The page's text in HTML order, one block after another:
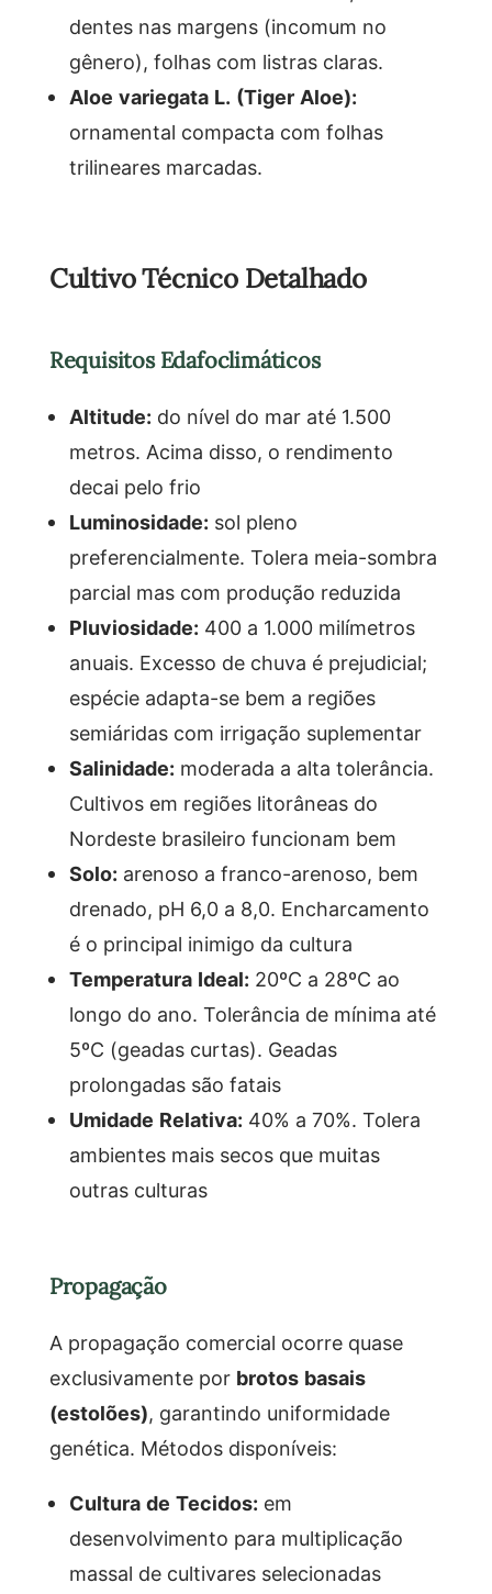
dentes nas margens (incomum no
gênero), folhas com listras claras.
Aloe variegata L. (Tiger Aloe):
ornamental compacta com folhas
trilineares marcadas.
Cultivo Técnico Detalhado
Requisitos Edafoclimáticos
Altitude: do nível do mar até 1.500
metros. Acima disso, o rendimento
decai pelo frio
Luminosidade: sol pleno
preferencialmente. Tolera meia-sombra
parcial mas com produção reduzida
Pluviosidade: 400 a 1.000 milímetros
anuais. Excesso de chuva é prejudicial;
espécie adapta-se bem a regiões
semiáridas com irrigação suplementar
Salinidade: moderada a alta tolerância.
Cultivos em regiões litorâneas do
Nordeste brasileiro funcionam bem
Solo: arenoso a franco-arenoso, bem
drenado, pH 6,0 a 8,0. Encharcamento
é o principal inimigo da cultura
Temperatura Ideal: 20ºC a 28ºC ao
longo do ano. Tolerância de mínima até
5ºC (geadas curtas). Geadas
prolongadas são fatais
Umidade Relativa: 40% a 70%. Tolera
ambientes mais secos que muitas
outras culturas
Propagação
A propagação comercial ocorre quase
exclusivamente por brotos basais
(estolões), garantindo uniformidade
genética. Métodos disponíveis:
Cultura de Tecidos: em
desenvolvimento para multiplicação
massal de cultivares selecionadas